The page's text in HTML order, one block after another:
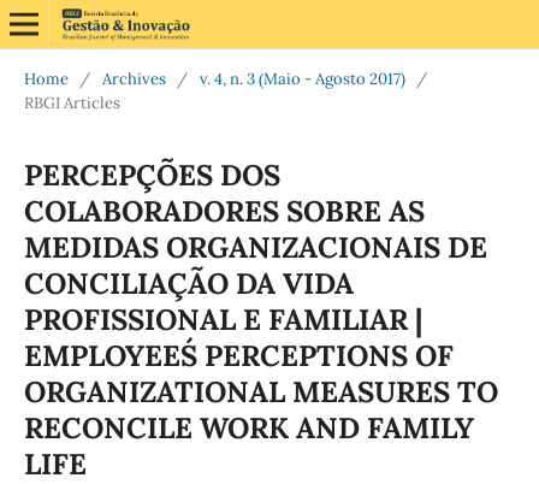
Home / Archives / v. 4, n. 3 (Maio - Agosto 2017)
/
RBGI Articles
PERCEPÇÕES DOS
COLABORADORES SOBRE AS
MEDIDAS ORGANIZACIONAIS DE
CONCILIAÇÃO DA VIDA
PROFISSIONAL E FAMILIAR |
EMPLOYEES´ PERCEPTIONS OF
ORGANIZATIONAL MEASURES TO
RECONCILE WORK AND FAMILY
LIFE